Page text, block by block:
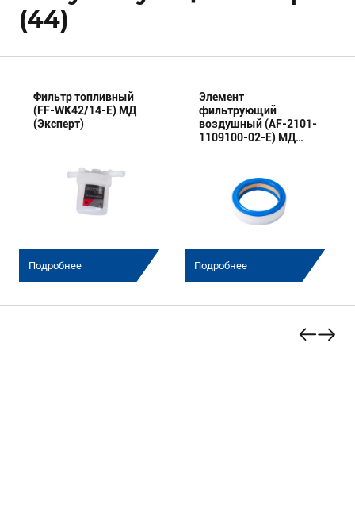
(44)
Фильтр топливный
(FF-WK42/14-E) МД
(Эксперт)
Подробнее
Элемент
фильтрующий
воздушный (AF-2101-
1109100-02-E) МД
Подробнее